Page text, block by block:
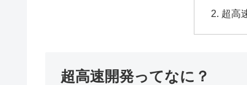
超高
超高速開発ってなに？